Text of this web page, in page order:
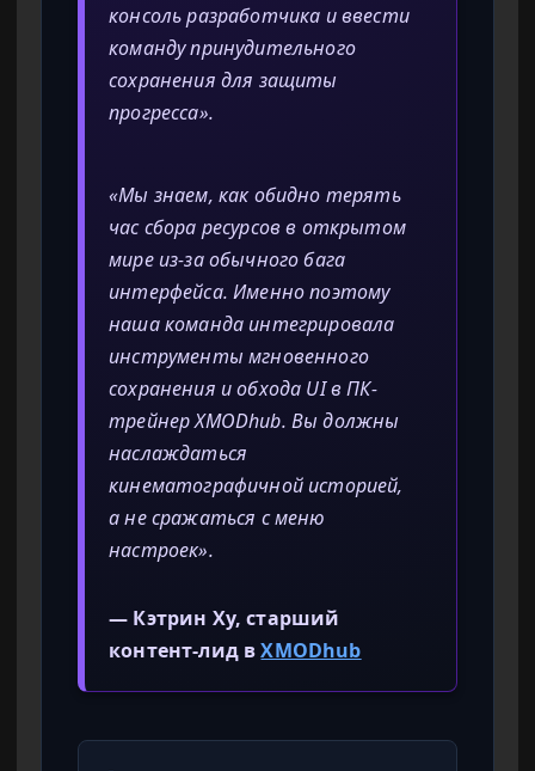
консоль разработчика и ввести
команду принудительного
сохранения для защиты
прогресса».
«Мы знаем, как обидно терять
час сбора ресурсов в открытом
мире из-за обычного бага
интерфейса. Именно поэтому
наша команда интегрировала
инструменты мгновенного
сохранения и обхода UI в ПК-
трейнер XMODhub. Вы должны
наслаждаться
кинематографичной историей,
а не сражаться с меню
настроек».
— Кэтрин Ху, старший
контент-лид вXMODhub